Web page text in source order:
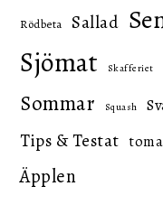
Rödbeta Sallad
Sjömat Skafferiet
Sommar Squash
Tips & Testat
Äpplen